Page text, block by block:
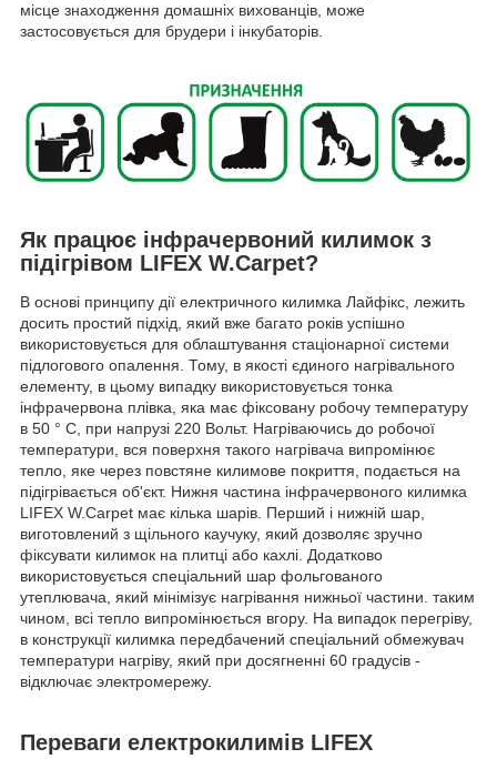
місце знаходження домашніх вихованців, може
застосовується для брудери і інкубаторів.
Як працює інфрачервоний килимок з
підігрівом LIFEX W.Carpet?
В основі принципу дії електричного килимка Лайфікс, лежить
досить простий підхід, який вже багато років успішно
використовується для облаштування стаціонарної системи
підлогового опалення. Тому, в якості єдиного нагрівального
елементу, в цьому випадку використовується тонка
інфрачервона плівка, яка має фіксовану робочу температуру
в 50 ° C, при напрузі 220 Вольт. Нагріваючись до робочої
температури, вся поверхня такого нагрівача випромінює
тепло, яке через повстяне килимове покриття, подається на
підігрівається об'єкт. Нижня частина інфрачервоного килимка
LIFEX W.Carpet має кілька шарів. Перший і нижній шар,
виготовлений з щільного каучуку, який дозволяє зручно
фіксувати килимок на плитці або кахлі. Додатково
використовується спеціальний шар фольгованого
утеплювача, який мінімізує нагрівання нижньої частини. таким
чином, всі тепло випромінюється вгору. На випадок перегріву,
в конструкції килимка передбачений спеціальний обмежувач
температури нагріву, який при досягненні 60 градусів -
відключає электромережу.
Переваги електрокилимів LIFEX